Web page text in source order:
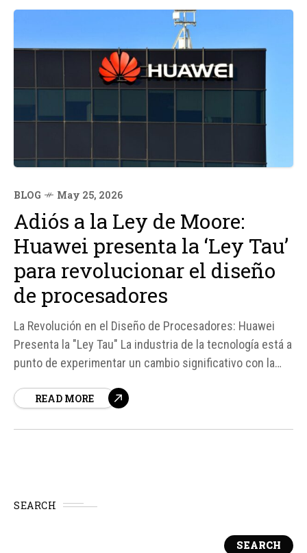
BLOG May 25, 2026
Adiós a la Ley de Moore:
Huawei presenta la ‘Ley Tau’
para revolucionar el diseño
de procesadores
La Revolución en el Diseño de Procesadores: Huawei
Presenta la "Ley Tau" La industria de la tecnología está a
punto de experimentar un cambio significativo con la
propuesta que busca revolucionar el diseño de
READ MORE
SEARCH
SEARCH